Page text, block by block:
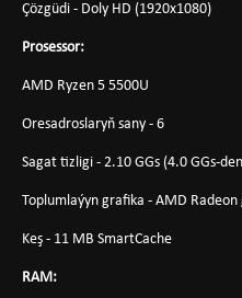
Çözgüdi - Doly HD (1920x1080)
Prosessor:
AMD Ryzen 5 5500U
Oresadroslaryň sany - 6
Sagat tizligi - 2.10 GGs (4.0 GGs-
Toplumlaýyn grafika - AMD Radeon
Keş - 11 MB SmartCache
RAM: